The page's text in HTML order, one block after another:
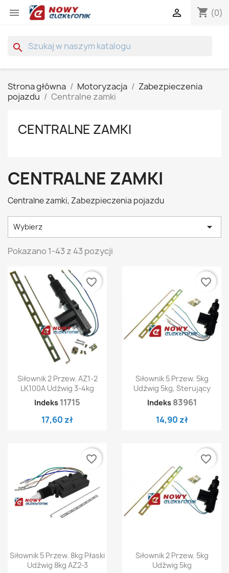
 shopping_cart (0)

search
Strona główna Motoryzacja
Zabezpieczenia
pojazdu
Centralne zamki
CENTRALNE ZAMKI
CENTRALNE ZAMKI
Centralne zamki, Zabezpieczenia pojazdu
Wybierz 
Pokazano 1-43 z 43 pozycji
Siłownik 2 Przew. AZ1-2
LK100A Udźwig 3-4kg
Indeks 11715
17,60 zł
favorite_border
Siłownik 5 Przew. 5kg
Udźwig 5kg, Sterujący
Indeks 83961
14,90 zł
favorite_border
Siłownik 5 Przew. 8kg Płaski
Udźwig 8kg AZ2-3
favorite_border
Siłownik 2 Przew. 5kg
Udźwig 5kg
favorite_border